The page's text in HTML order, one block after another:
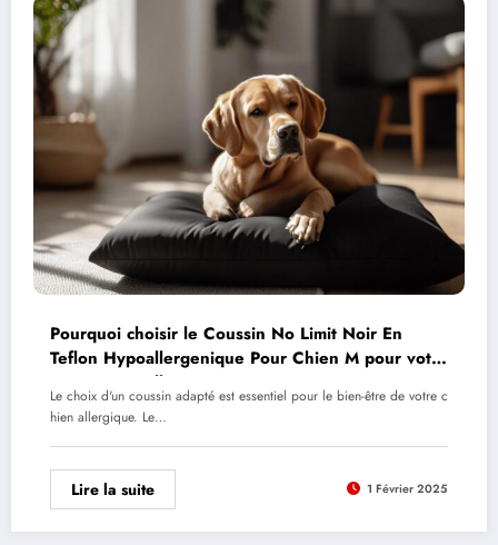
Pourquoi choisir le Coussin No Limit Noir En
Teflon Hypoallergenique Pour Chien M pour votre
compagnon allergique ?
Le choix d'un coussin adapté est essentiel pour le bien-être de votre c
hien allergique. Le…
Lire la suite 1 Février 2025